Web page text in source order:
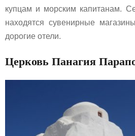
купцам и морским капитанам.
находятся сувенирные
дорогие отели.
Церковь Панагия